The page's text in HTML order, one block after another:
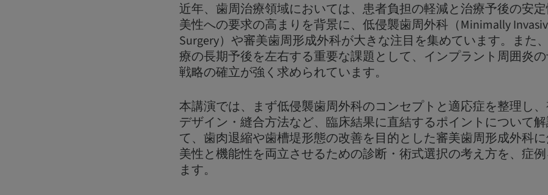
近年、歯周治療領域においては、患者負担の軽減と治療予後の安
美性への要求の高まりを背景に、低侵襲歯周外科（Minimally
Surgery）や審美歯周形成外科が大きな注目を集めています。また
療の長期予後を左右する重要な課題として、インプラント周囲炎
戦略の確立が強く求められています。
本講演では、まず低侵襲歯周外科のコンセプトと適応症を整理し
デザイン・縫合方法など、臨床結果に直結するポイントについて
て、歯肉退縮や歯槽堤形態の改善を目的とした審美歯周形成外科
美性と機能性を両立させるための診断・術式選択の考え方を、症
ます。